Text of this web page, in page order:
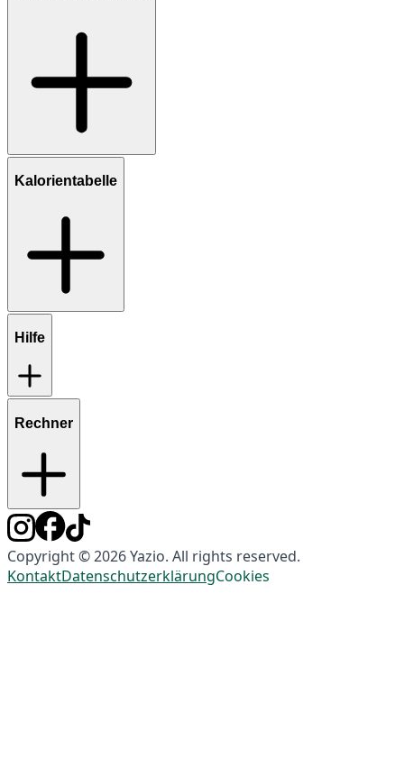
Kalorientabelle
Hilfe
Rechner
Copyright © 2026 Yazio. All rights reserved.
KontaktDatenschutzerklärungCookies